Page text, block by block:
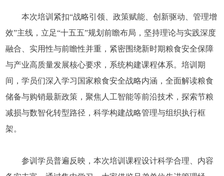
本次培训紧扣“战略引领、政策赋能、创新驱动、管理增
效”主线，立足“十五五”规划前瞻布局，坚持理论与实践深度
融合、实用性与前瞻性并重，紧密围绕新时期粮食安全保障
与产业高质量发展核心要求，系统构建课程体系。培训期
间，学员们深入学习国家粮食安全战略内涵，全面解读粮食
储备与购销最新政策，聚焦人工智能等前沿技术，探索节粮
减损与数智化转型路径，科学构建战略管理与组织执行框
架。
参训学员普遍反映，本次培训课程设计科学合理、内容